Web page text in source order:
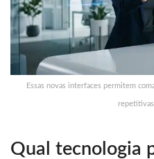
Essas novas interfaces permitem
Qual tecnologia